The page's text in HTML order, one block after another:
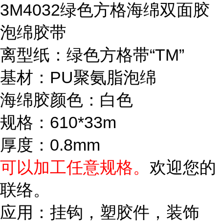
3M4032绿色方格海绵双面胶
泡绵胶带
离型纸：绿色方格带“TM”
基材：PU聚氨脂泡绵
海绵胶颜色：白色
规格：610*33m
厚度：0.8mm
可以加工任意规格。 欢迎您的
联络。
应用：挂钩，塑胶件，装饰